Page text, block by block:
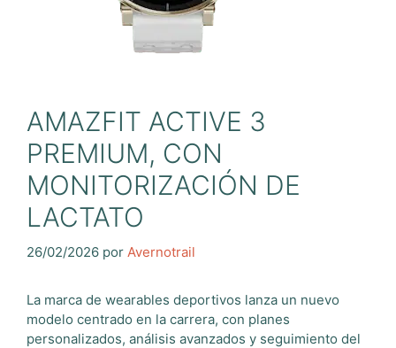
AMAZFIT ACTIVE 3
PREMIUM, CON
MONITORIZACIÓN DE
LACTATO
26/02/2026 por Avernotrail
La marca de wearables deportivos lanza un nuevo
modelo centrado en la carrera, con planes
personalizados, análisis avanzados y seguimiento del